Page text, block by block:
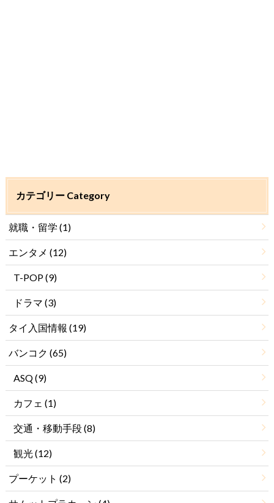
カテゴリー Category
就職・留学 (1)
エンタメ (12)
T-POP(9)
ドラマ (3)
タイ入国情報 (19)
バンコク (65)
ASQ(9)
カフェ (1)
交通・移動手段(8)
観光(12)
プーケット (2)